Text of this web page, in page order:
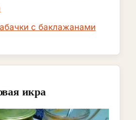
с баклажанами
икра